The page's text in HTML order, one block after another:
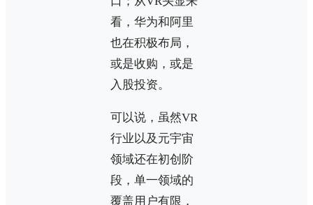
看，华为和阿里
也在积极布局，
或是收购，或是
入股投资。
可以说，虽然VR
行业以及元宇宙
领域还在初创阶
段，单一领域的
覆盖用户有限，